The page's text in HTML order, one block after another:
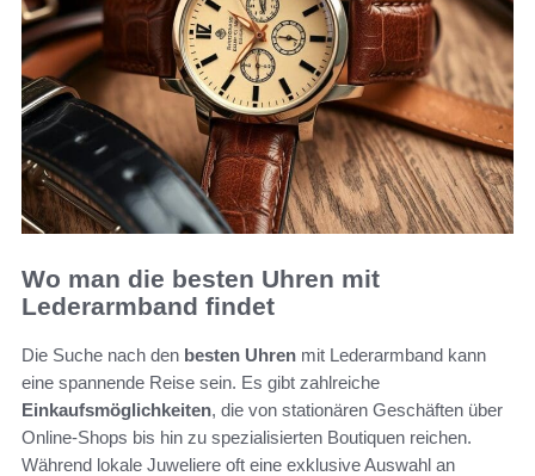
Wo man die besten Uhren mit
Lederarmband findet
Die Suche nach den besten Uhren mit Lederarmband kann
eine spannende Reise sein. Es gibt zahlreiche
Einkaufsmöglichkeiten, die von stationären Geschäften über
Online-Shops bis hin zu spezialisierten Boutiquen reichen.
Während lokale Juweliere oft eine exklusive Auswahl an